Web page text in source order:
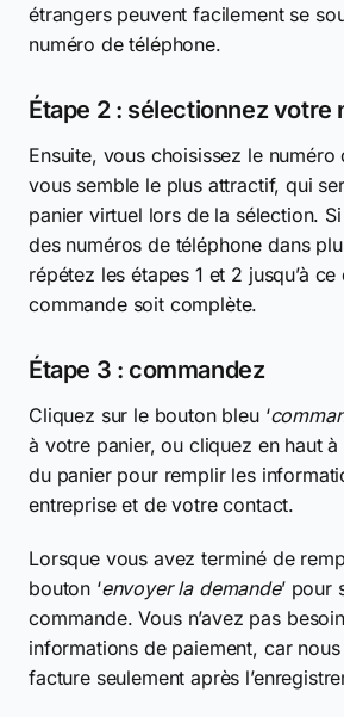
étrangers peuvent facilement se
numéro de téléphone.
Étape 2 : sélectionnez votre
Ensuite, vous choisissez le numéro
vous semble le plus attractif, qui
panier virtuel lors de la sélection.
des numéros de téléphone dans
répétez les étapes 1 et 2 jusqu’à
commande soit complète.
Étape 3 : commandez
Cliquez sur le bouton bleu ‘
à votre panier, ou cliquez en haut à
du panier pour remplir les
entreprise et de votre contact.
Lorsque vous avez terminé de
bouton ‘envoyer la demande’ pour
commande. Vous n’avez pas
informations de paiement, car
facture seulement après